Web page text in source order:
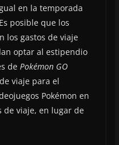
en la temporada
posible que los
los gastos de viaje
optar al estipendio
de Pokémon GO
viaje para el
Pokémon en
de viaje, en lugar de